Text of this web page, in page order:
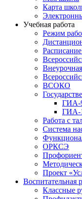
Карта
Учебная работа
Режим
ВСОКО
ГИА-
ГИА-
Работа с
Система
ОРКСЭ
Проект
Воспитательная
Классные